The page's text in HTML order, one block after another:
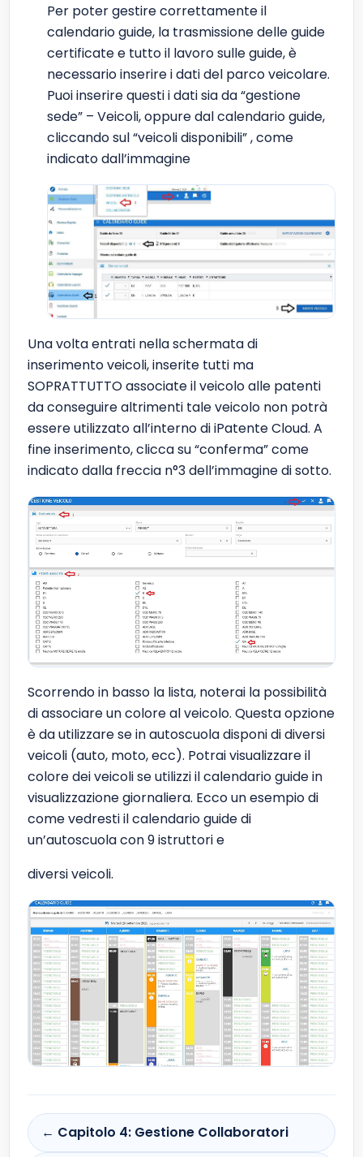
Per poter gestire correttamente il
calendario guide, la trasmissione delle guide
certificate e tutto il lavoro sulle guide, è
necessario inserire i dati del parco veicolare.
Puoi inserire questi i dati sia da “gestione
sede” – Veicoli, oppure dal calendario guide,
cliccando sul “veicoli disponibili” , come
indicato dall’immagine
Una volta entrati nella schermata di
inserimento veicoli, inserite tutti ma
SOPRATTUTTO associate il veicolo alle patenti
da conseguire altrimenti tale veicolo non potrà
essere utilizzato all’interno di iPatente Cloud. A
fine inserimento, clicca su “conferma” come
indicato dalla freccia n°3 dell’immagine di sotto.
Scorrendo in basso la lista, noterai la possibilità
di associare un colore al veicolo. Questa opzione
è da utilizzare se in autoscuola disponi di diversi
veicoli (auto, moto, ecc). Potrai visualizzare il
colore dei veicoli se utilizzi il calendario guide in
visualizzazione giornaliera. Ecco un esempio di
come vedresti il calendario guide di
un’autoscuola con 9 istruttori e
diversi veicoli.
← Capitolo 4: Gestione Collaboratori